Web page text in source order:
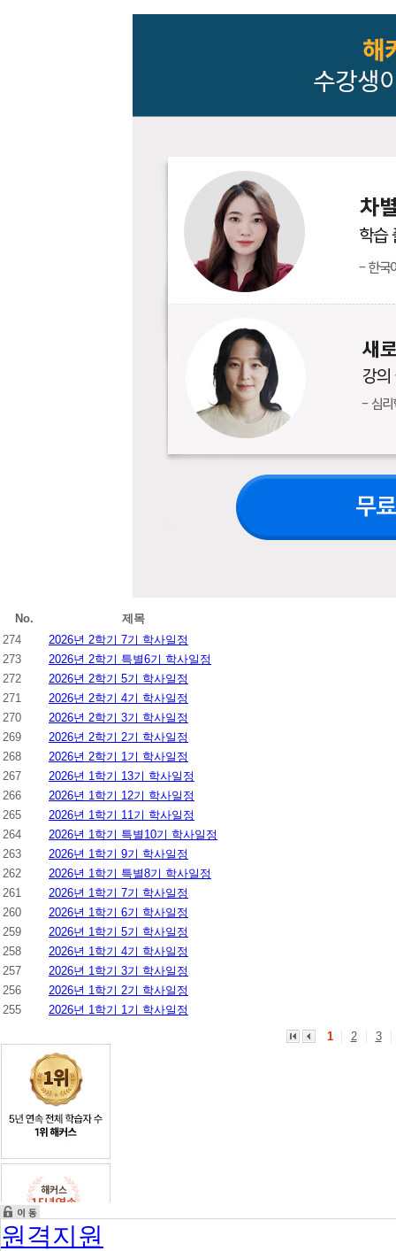
No.
제목
274
2026년 2학기 7기 학사일정
273
2026년 2학기 특별6기 학사일정
272
2026년 2학기 5기 학사일정
271
2026년 2학기 4기 학사일정
270
2026년 2학기 3기 학사일정
269
2026년 2학기 2기 학사일정
268
2026년 2학기 1기 학사일정
267
2026년 1학기 13기 학사일정
266
2026년 1학기 12기 학사일정
265
2026년 1학기 11기 학사일정
264
2026년 1학기 특별10기 학사일정
263
2026년 1학기 9기 학사일정
262
2026년 1학기 특별8기 학사일정
261
2026년 1학기 7기 학사일정
260
2026년 1학기 6기 학사일정
259
2026년 1학기 5기 학사일정
258
2026년 1학기 4기 학사일정
257
2026년 1학기 3기 학사일정
256
2026년 1학기 2기 학사일정
255
2026년 1학기 1기 학사일정
1
2 3
원격지원